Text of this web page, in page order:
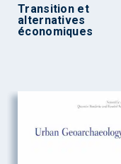
Transition et
alternatives
économiques